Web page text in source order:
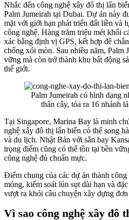
Nhắc đến công nghệ xây đô thị lấn
Palm Jumeirah tại Dubai. Dự án này
mặt với giới hạn phát triển đất liền và
công nghệ. Hàng trăm triệu mét khối
xác bằng định vị GPS, kết hợp đê
chống xói mòn. Sau nhiều năm, Palm
vững mà còn trở thành khu bất động
thế giới.
Palm Jumeirah có hình dạng
thân cây, tỏa ra 16 nhánh
Tại Singapore, Marina Bay là minh
nghệ xây đô thị lấn biển có thể song
và du lịch. Nhật Bản với sân bay
trọng điểm cũng có thể tồn tại bền
công nghệ đủ chuẩn mực.
Điểm chung của các dự án thành
móng, kiểm soát lún sụt dài hạn và
vượt ra khỏi câu chuyện xây dựng đơn
Vì sao công nghệ xây đô